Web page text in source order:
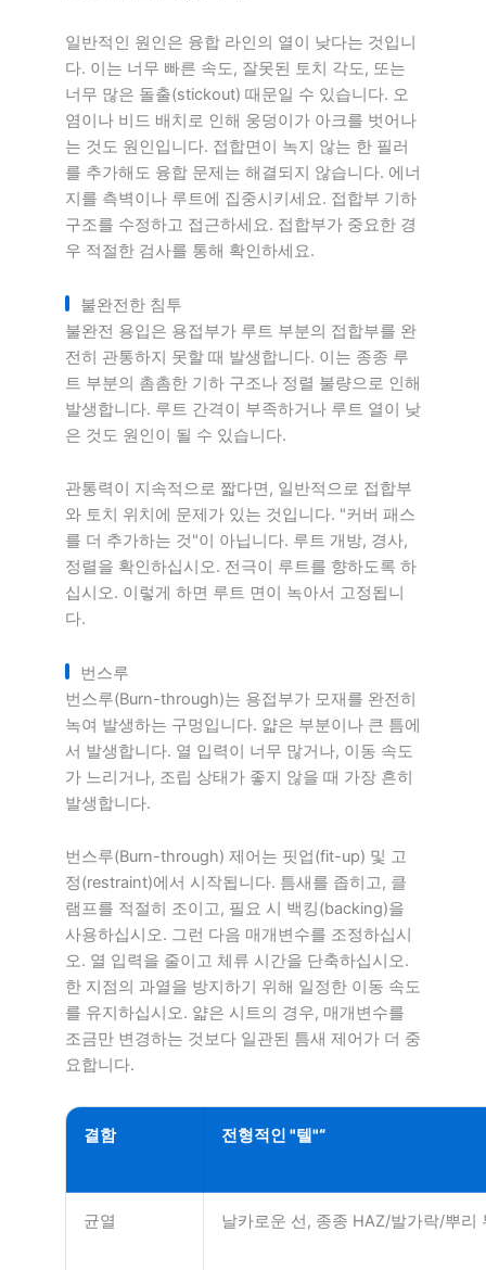
일반적인 원인은 융합 라인의 열이 낮다는 것입니
다. 이는 너무 빠른 속도, 잘못된 토치 각도, 또는
너무 많은 돌출(stickout) 때문일 수 있습니다. 오
염이나 비드 배치로 인해 웅덩이가 아크를 벗어나
는 것도 원인입니다. 접합면이 녹지 않는 한 필러
를 추가해도 융합 문제는 해결되지 않습니다. 에너
지를 측벽이나 루트에 집중시키세요. 접합부 기하
구조를 수정하고 접근하세요. 접합부가 중요한 경
우 적절한 검사를 통해 확인하세요.
불완전한 침투
불완전 용입은 용접부가 루트 부분의 접합부를 완
전히 관통하지 못할 때 발생합니다. 이는 종종 루
트 부분의 촘촘한 기하 구조나 정렬 불량으로 인해
발생합니다. 루트 간격이 부족하거나 루트 열이 낮
은 것도 원인이 될 수 있습니다.
관통력이 지속적으로 짧다면, 일반적으로 접합부
와 토치 위치에 문제가 있는 것입니다. "커버 패스
를 더 추가하는 것"이 아닙니다. 루트 개방, 경사,
정렬을 확인하십시오. 전극이 루트를 향하도록 하
십시오. 이렇게 하면 루트 면이 녹아서 고정됩니
다.
번스루
번스루(Burn-through)는 용접부가 모재를 완전히
녹여 발생하는 구멍입니다. 얇은 부분이나 큰 틈에
서 발생합니다. 열 입력이 너무 많거나, 이동 속도
가 느리거나, 조립 상태가 좋지 않을 때 가장 흔히
발생합니다.
번스루(Burn-through) 제어는 핏업(fit-up) 및 고
정(restraint)에서 시작됩니다. 틈새를 좁히고, 클
램프를 적절히 조이고, 필요 시 백킹(backing)을
사용하십시오. 그런 다음 매개변수를 조정하십시
오. 열 입력을 줄이고 체류 시간을 단축하십시오.
한 지점의 과열을 방지하기 위해 일정한 이동 속도
를 유지하십시오. 얇은 시트의 경우, 매개변수를
조금만 변경하는 것보다 일관된 틈새 제어가 더 중
요합니다.
결함 전형적인 "텔"“
균열 날카로운 선, 종종 HAZ/발가락/뿌리